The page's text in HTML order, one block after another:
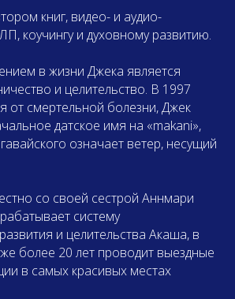
книг, видео- и аудио-
коучингу и духовному развитию.
в жизни Джека является
и целительство. В 1997
от смертельной болезни, Джек
датское имя на «makani»,
означает ветер, несущий
со своей сестрой Аннмари
систему
и целительства Акаша, в
более 20 лет проводит выездные
в самых красивых местах